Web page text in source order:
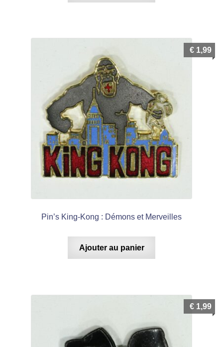
Pin’s King-Kong : Démons et Merveilles
€ 1,99
Ajouter au panier
€ 1,99